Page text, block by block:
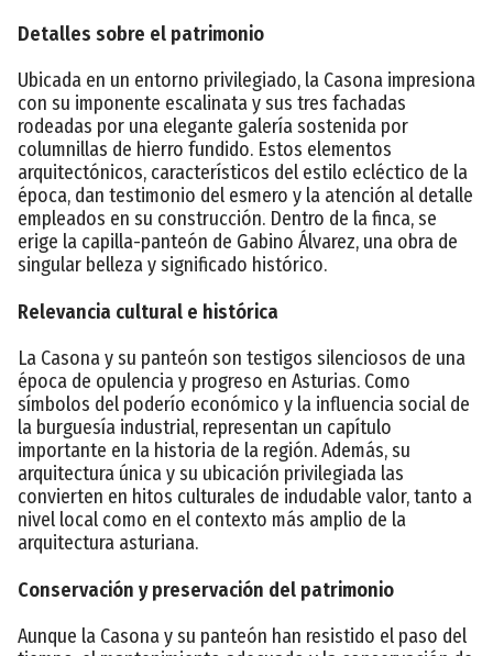
Detalles sobre el patrimonio
Ubicada en un entorno privilegiado, la Casona impresiona
con su imponente escalinata y sus tres fachadas
rodeadas por una elegante galería sostenida por
columnillas de hierro fundido. Estos elementos
arquitectónicos, característicos del estilo ecléctico de la
época, dan testimonio del esmero y la atención al detalle
empleados en su construcción. Dentro de la finca, se
erige la capilla-panteón de Gabino Álvarez, una obra de
singular belleza y significado histórico.
Relevancia cultural e histórica
La Casona y su panteón son testigos silenciosos de una
época de opulencia y progreso en Asturias. Como
símbolos del poderío económico y la influencia social de
la burguesía industrial, representan un capítulo
importante en la historia de la región. Además, su
arquitectura única y su ubicación privilegiada las
convierten en hitos culturales de indudable valor, tanto a
nivel local como en el contexto más amplio de la
arquitectura asturiana.
Conservación y preservación del patrimonio
Aunque la Casona y su panteón han resistido el paso del